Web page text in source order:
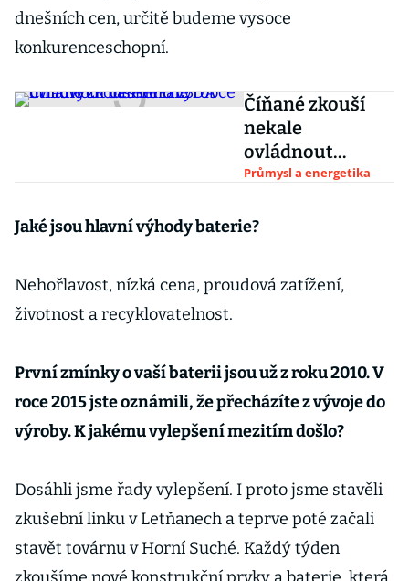
dnešních cen, určitě budeme vysoce
konkurenceschopní.
Číňané zkouší
nekale
ovládnout
českého výrobce
HE3DA
Průmysl a energetika
Jaké jsou hlavní výhody baterie?
Nehořlavost, nízká cena, proudová zatížení,
životnost a recyklovatelnost.
První zmínky o vaší baterii jsou už z roku 2010. V
roce 2015 jste oznámili, že přecházíte z vývoje do
výroby. K jakému vylepšení mezitím došlo?
Dosáhli jsme řady vylepšení. I proto jsme stavěli
zkušební linku v Letňanech a teprve poté začali
stavět továrnu v Horní Suché. Každý týden